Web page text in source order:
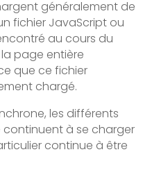
généralement de
fichier JavaScript ou
au cours du
page entière
que ce fichier
chargé.
les différents
à se charger
continue à être